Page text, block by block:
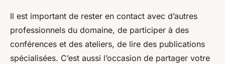
Il est important de rester en contact avec d’autres
professionnels du domaine, de participer à des
conférences et des ateliers, de lire des publications
spécialisées. C’est aussi l’occasion de partager votre